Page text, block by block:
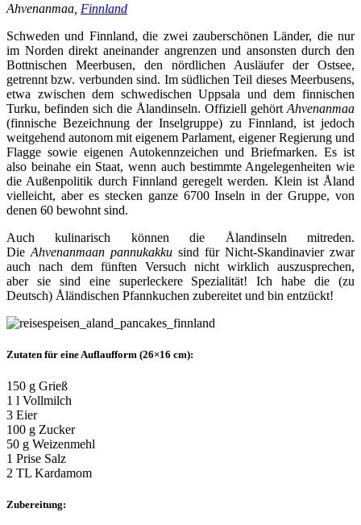
Ahvenanmaa, Finnland
Schweden und Finnland, die zwei zauberschönen Länder, die nur
im Norden direkt aneinander angrenzen und ansonsten durch den
Bottnischen Meerbusen, den nördlichen Ausläufer der Ostsee,
getrennt bzw. verbunden sind. Im südlichen Teil dieses Meerbusens,
etwa zwischen dem schwedischen Uppsala und dem finnischen
Turku, befinden sich die Ålandinseln. Offiziell gehört Ahvenanmaa
(finnische Bezeichnung der Inselgruppe) zu Finnland, ist jedoch
weitgehend autonom mit eigenem Parlament, eigener Regierung und
Flagge sowie eigenen Autokennzeichen und Briefmarken. Es ist
also beinahe ein Staat, wenn auch bestimmte Angelegenheiten wie
die Außenpolitik durch Finnland geregelt werden. Klein ist Åland
vielleicht, aber es stecken ganze 6700 Inseln in der Gruppe, von
denen 60 bewohnt sind.
Auch kulinarisch können die Ålandinseln mitreden.
Die Ahvenanmaan pannukakku sind für Nicht-Skandinavier zwar
auch nach dem fünften Versuch nicht wirklich auszusprechen,
aber sie sind eine superleckere Spezialität! Ich habe die (zu
Deutsch) Åländischen Pfannkuchen zubereitet und bin entzückt!
Zutaten für eine Auflaufform (26×16 cm):
150 g Grieß
1 l Vollmilch
3 Eier
100 g Zucker
50 g Weizenmehl
1 Prise Salz
2 TL Kardamom
Zubereitung: